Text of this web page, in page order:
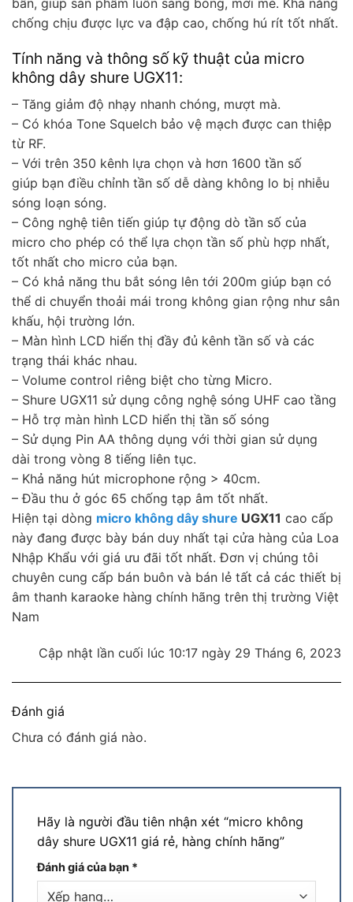
chống chịu được lực va đập cao, chống hú rít tốt nhất.
Tính năng và thông số kỹ thuật của micro
không dây shure UGX11:
– Tăng giảm độ nhạy nhanh chóng, mượt mà.
– Có khóa Tone Squelch bảo vệ mạch được can thiệp
từ RF.
– Với trên 350 kênh lựa chọn và hơn 1600 tần số
giúp bạn điều chỉnh tần số dễ dàng không lo bị nhiễu
sóng loạn sóng.
– Công nghệ tiên tiến giúp tự động dò tần số của
micro cho phép có thể lựa chọn tần số phù hợp nhất,
tốt nhất cho micro của bạn.
– Có khả năng thu bắt sóng lên tới 200m giúp bạn có
thể di chuyển thoải mái trong không gian rộng như sân
khấu, hội trường lớn.
– Màn hình LCD hiển thị đầy đủ kênh tần số và các
trạng thái khác nhau.
– Volume control riêng biệt cho từng Micro.
– Shure UGX11 sử dụng công nghệ sóng UHF cao tầng
– Hỗ trợ màn hình LCD hiển thị tần số sóng
– Sử dụng Pin AA thông dụng với thời gian sử dụng
dài trong vòng 8 tiếng liên tục.
– Khả năng hút microphone rộng > 40cm.
– Đầu thu ở góc 65 chống tạp âm tốt nhất.
Hiện tại dòng micro không dây shure UGX11 cao cấp
này đang được bày bán duy nhất tại cửa hàng của Loa
Nhập Khẩu với giá ưu đãi tốt nhất. Đơn vị chúng tôi
chuyên cung cấp bán buôn và bán lẻ tất cả các thiết bị
âm thanh karaoke hàng chính hãng trên thị trường Việt
Nam
Cập nhật lần cuối lúc 10:17 ngày 29 Tháng 6, 2023
Đánh giá
Chưa có đánh giá nào.
Hãy là người đầu tiên nhận xét “micro không
dây shure UGX11 giá rẻ, hàng chính hãng”
Đánh giá của bạn *